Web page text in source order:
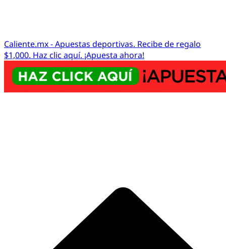
Caliente.mx - Apuestas deportivas. Recibe de regalo
$1,000. Haz clic aquí. ¡Apuesta ahora!